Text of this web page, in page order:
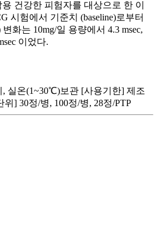
실온(1~30℃)보관 [사용기한] 제조
] 30정/병, 100정/병, 28정/PTP